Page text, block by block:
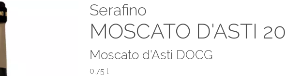
Serafino
MOSCATO D'ASTI
Moscato d'Asti DOCG
0.75 l